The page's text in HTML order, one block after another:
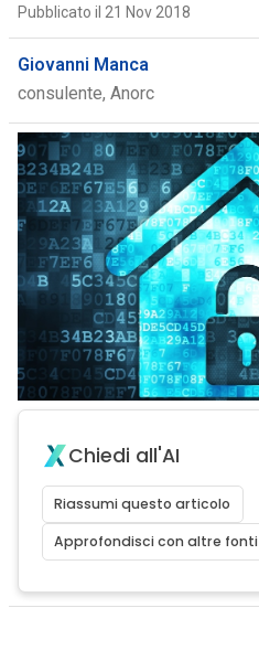
Pubblicato il 21 Nov 2018
Giovanni Manca
consulente, Anorc
Chiedi all'AI
Riassumi questo articolo
Approfondisci con altre fonti